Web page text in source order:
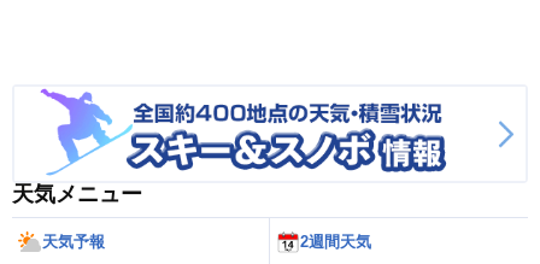
天気メニュー
天気予報 2週間天気